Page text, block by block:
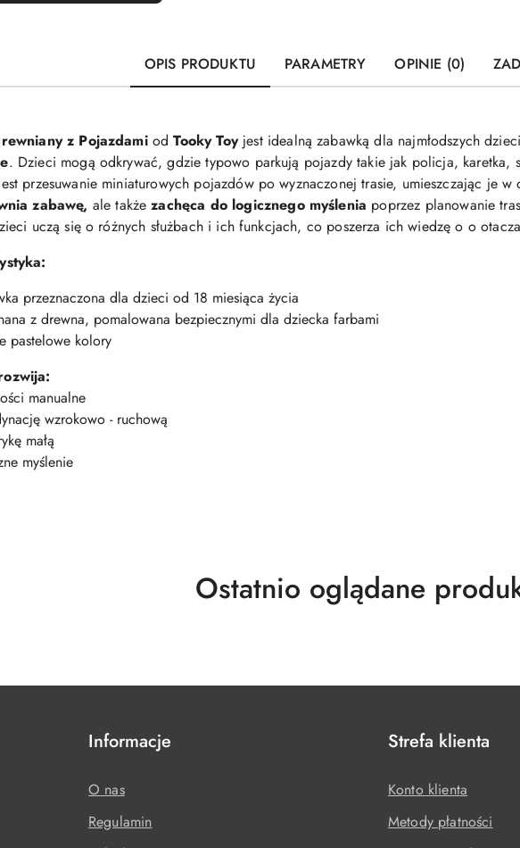
OPIS PRODUKTU PARAMETRY OPINIE (0)
z PojazdamiodTooky Toyjest idealną zabawką dla najmłodszych
. Dzieci mogą odkrywać, gdzie typowo parkują pojazdy takie jak policja, karetka,
przesuwanie miniaturowych pojazdów po wyznaczonej trasie, umieszczając je w
zabawę, ale także zachęca do logicznego myślenia poprzez planowanie
uczą się o różnych służbach i ich funkcjach, co poszerza ich wiedzę o o
przeznaczona dla dzieci od 18 miesiąca życia
z drewna, pomalowana bezpiecznymi dla dziecka farbami
pastelowe kolory
manualne
wzrokowo - ruchową
małą
myślenie
Produkty
Ostatnio oglądane
Informacje
O nas
Regulamin
Strefa klienta
Konto klienta
Metody płatności